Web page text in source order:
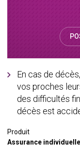
En cas de
vos proches
des difficultés
décès est
Produit
Assurance